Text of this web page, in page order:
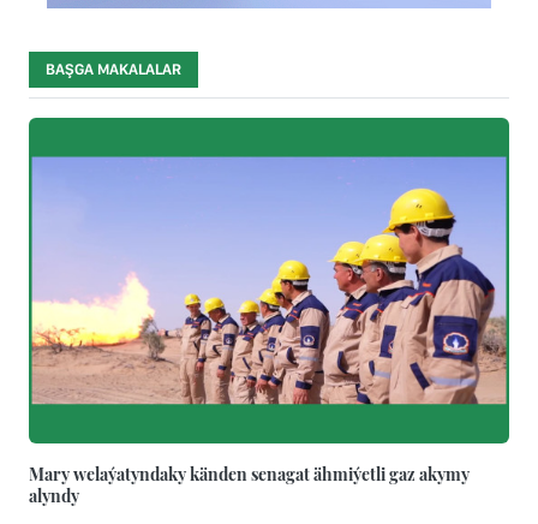
BAŞGA MAKALALAR
Mary welaýatyndaky känden senagat ähmiýetli gaz akymy
alyndy